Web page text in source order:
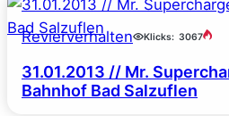
Revierverhalten Klicks: 3067
31.01.2013 // Mr.
Bahnhof Bad Salzuflen